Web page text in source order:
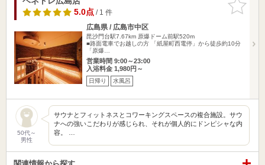
りに追加
5.0点/ 1 件
広島県 / 広島市中区
毘沙門台駅7.67km 原爆ドーム前駅520m
■路面電車でお越しの方 「紙屋町西電停」から徒歩約10分
「原爆…
営業時間 9:00～23:00
入浴料金 1,980円～
日帰り 水風呂
50代～
男性
サウナとフィットネスとコワーキングスペースの複合施設。サウ
ナへの強いこだわりが感じられ、それが個人的にドンピシャな内
容。 …